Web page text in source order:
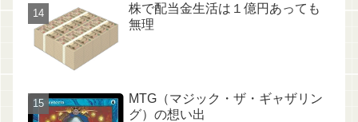
株で配当金生活は１億円あっても
無理
MTG（マジック・ザ・ギャザリン
グ）の想い出